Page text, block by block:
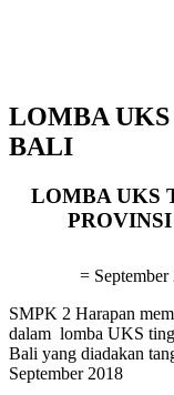
LOMBA
BALI
LOMBA UKS
= September
SMPK 2 Harapan
dalam lomba UKS
Bali yang diadakan
September 2018